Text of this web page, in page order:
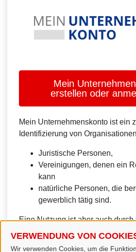
VERWENDUNG VON
Wir verwenden Cookies, um die
Mein
erstellen oder
Mein Unternehmenskonto ist ein
Identifizierung von
Juristische Personen,
Vereinigungen, denen ein
kann
natürliche Personen, die
gewerblich tätig sind.
Eine Nutzung ist aber auch durch
Sinne von § 1 Abs. 4